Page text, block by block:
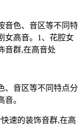
音色、音区等不同特
女高音。1、花腔女
音群,在高音处
、音区等不同特点分
。
速的装饰音群,在高